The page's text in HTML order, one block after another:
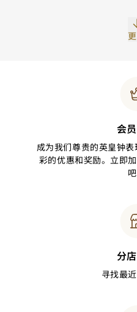
会
成为我们尊贵的英皇钟
彩的优惠和奖励。立即
吧
分
寻找最